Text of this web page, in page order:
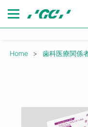
main
Home 歯科医療関係